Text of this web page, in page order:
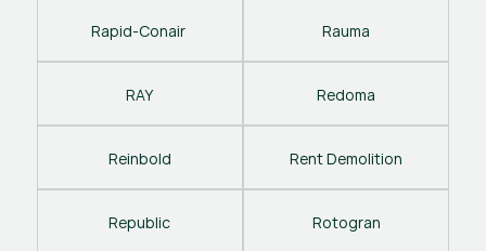
Rapid-Conair Rauma
RAY Redoma
Reinbold Rent Demolition
Republic Rotogran